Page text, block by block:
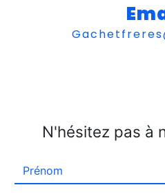
N'hésitez pas à